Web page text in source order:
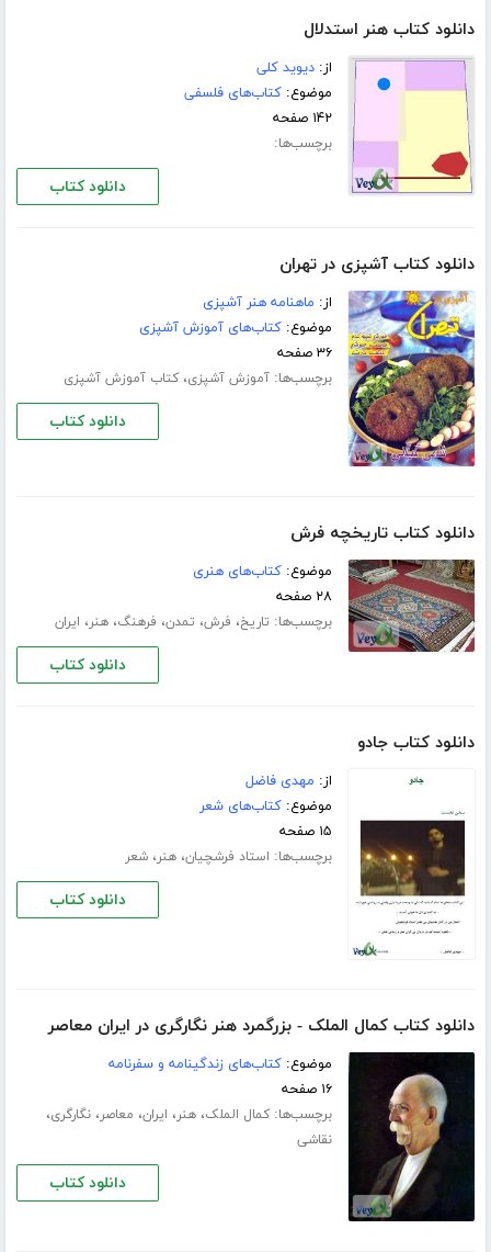
دانلود کتاب هنر استدلال
از:دیوید کلی
موضوع:کتاب‌های فلسفی
۱۴۲ صفحه
برچسب‌ها:
دانلود کتاب
دانلود کتاب آشپزی در تهران
از: ماهنامه هنر آشپزی
موضوع:کتاب‌های آموزش آشپزی
۳۶ صفحه
برچسب‌ها:آموزش آشپزی،کتاب آموزش آشپزی
دانلود کتاب
دانلود کتاب تاریخچه فرش
موضوع:کتاب‌های هنری
۲۸ صفحه
برچسب‌ها: تاریخ، فرش، تمدن، فرهنگ،هنر، ایران
دانلود کتاب
دانلود کتاب جادو
از: مهدی فاضل
موضوع:کتاب‌های شعر
۱۵ صفحه
برچسب‌ها: استاد فرشچیان،هنر،شعر
دانلود کتاب
دانلود کتاب کمال الملک - بزرگمرد هنر نگارگری در ایران معاصر
موضوع:کتاب‌های زندگینامه و سفرنامه
۱۶ صفحه
برچسب‌ها:کمال الملک،هنر، ایران، معاصر،نگارگری،
نقاشی
دانلود کتاب